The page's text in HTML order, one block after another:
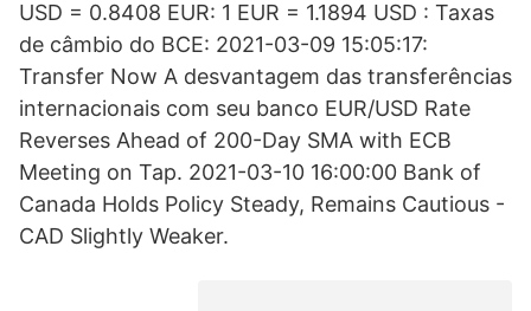
USD = 0.8408 EUR: 1 EUR = 1.1894 USD : Taxas
de câmbio do BCE: 2021-03-09 15:05:17:
Transfer Now A desvantagem das transferências
internacionais com seu banco EUR/USD Rate
Reverses Ahead of 200-Day SMA with ECB
Meeting on Tap. 2021-03-10 16:00:00 Bank of
Canada Holds Policy Steady, Remains Cautious -
CAD Slightly Weaker.